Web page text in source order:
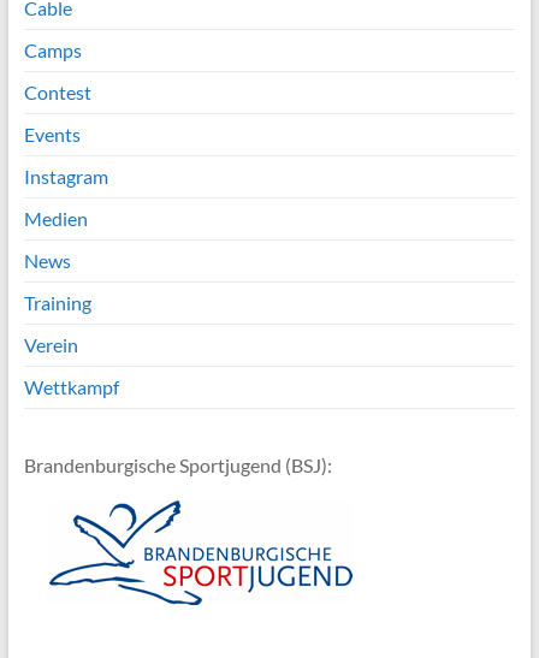
Cable
Camps
Contest
Events
Instagram
Medien
News
Training
Verein
Wettkampf
Brandenburgische Sportjugend (BSJ):